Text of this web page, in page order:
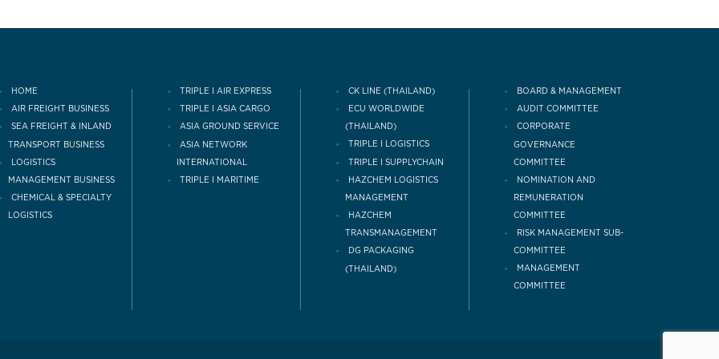
HOME
AIR FREIGHT BUSINESS
SEA FREIGHT & INLAND
TRANSPORT BUSINESS
LOGISTICS
MANAGEMENT BUSINESS
CHEMICAL & SPECIALTY
LOGISTICS
TRIPLE I AIR EXPRESS
TRIPLE I ASIA CARGO
ASIA GROUND SERVICE
ASIA NETWORK
INTERNATIONAL
TRIPLE I MARITIME
CK LINE (THAILAND)
ECU WORLDWIDE
(THAILAND)
TRIPLE I LOGISTICS
TRIPLE I SUPPLYCHAIN
HAZCHEM LOGISTICS
MANAGEMENT
HAZCHEM
TRANSMANAGEMENT
DG PACKAGING
(THAILAND)
BOARD & MANAGEMENT
AUDIT COMMITTEE
CORPORATE
GOVERNANCE
COMMITTEE
NOMINATION AND
REMUNERATION
COMMITTEE
RISK MANAGEMENT SUB-
COMMITTEE
MANAGEMENT
COMMITTEE